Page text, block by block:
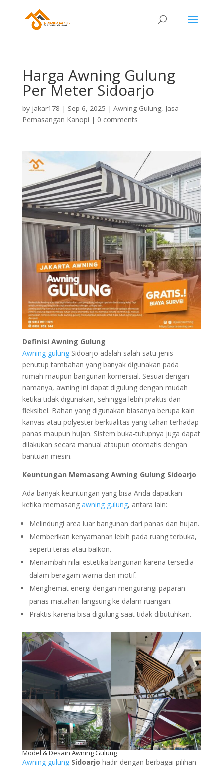
Harga Awning Gulung
Per Meter Sidoarjo
by jakar178 | Sep 6, 2025 | Awning Gulung, Jasa
Pemasangan Kanopi | 0 comments
Definisi Awning Gulung
Awning gulungSidoarjo adalah salah satu jenis
penutup tambahan yang banyak digunakan pada
rumah maupun bangunan komersial. Sesuai dengan
namanya, awning ini dapat digulung dengan mudah
ketika tidak digunakan, sehingga lebih praktis dan
fleksibel. Bahan yang digunakan biasanya berupa kain
kanvas atau polyester berkualitas yang tahan terhadap
panas maupun hujan. Sistem buka-tutupnya juga dapat
dilakukan secara manual ataupun otomatis dengan
bantuan mesin.
Keuntungan Memasang Awning Gulung Sidoarjo
Ada banyak keuntungan yang bisa Anda dapatkan
ketika memasang awning gulung, antara lain:
Melindungi area luar bangunan dari panas dan hujan.
Memberikan kenyamanan lebih pada ruang terbuka,
seperti teras atau balkon.
Menambah nilai estetika bangunan karena tersedia
dalam beragam warna dan motif.
Menghemat energi dengan mengurangi paparan
panas matahari langsung ke dalam ruangan.
Praktis karena bisa digulung saat tidak dibutuhkan.
Model & Desain Awning Gulung
Awning gulung Sidoarjo hadir dengan berbagai pilihan